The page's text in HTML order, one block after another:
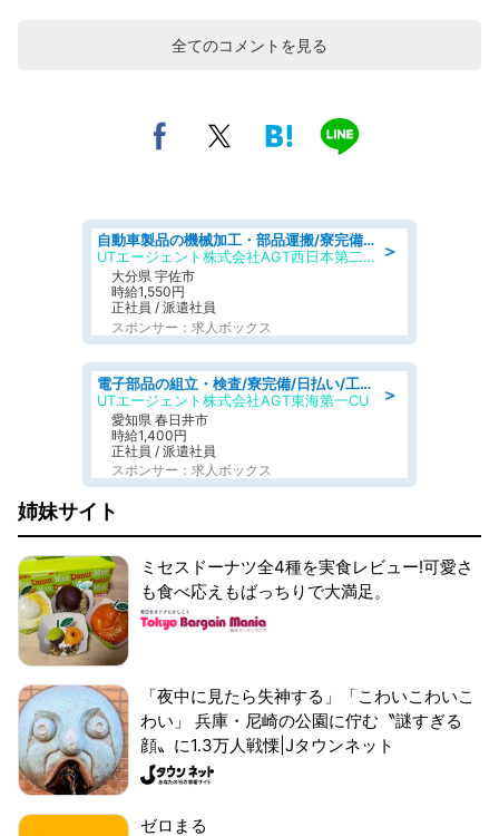
全てのコメントを見る
＞
自動車製品の機械加工・部品運搬/寮完備/日払い/工場・製造
UTエージェント株式会社AGT西日本第二CU
大分県 宇佐市
時給1,550円
正社員 / 派遣社員
スポンサー：求人ボックス
＞
電子部品の組立・検査/寮完備/日払い/工場・製造
UTエージェント株式会社AGT東海第一CU
愛知県 春日井市
時給1,400円
正社員 / 派遣社員
スポンサー：求人ボックス
姉妹サイト
ミセスドーナツ全4種を実食レビュー!可愛さ
も食べ応えもばっちりで大満足。
「夜中に見たら失神する」「こわいこわいこ
わい」 兵庫・尼崎の公園に佇む〝謎すぎる
顔〟に1.3万人戦慄|Jタウンネット
ゼロまる